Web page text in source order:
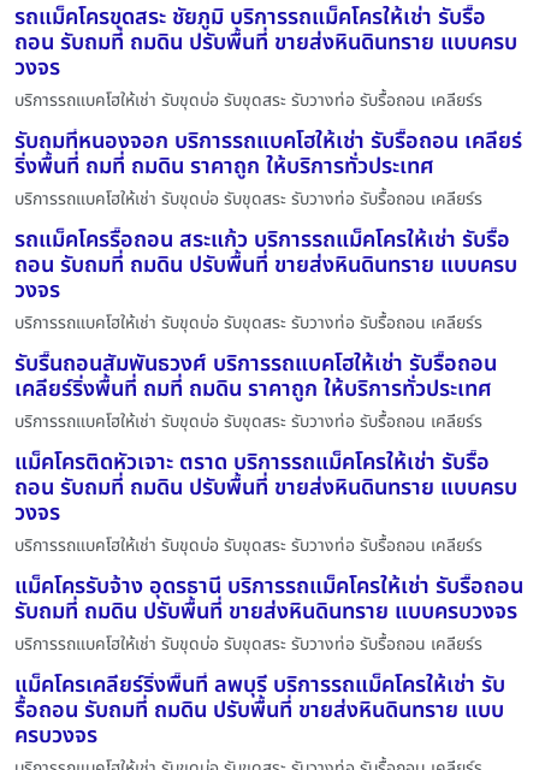
รถแม็คโครขุดสระ ชัยภูมิ บริการรถแม็คโครให้เช่า รับรื้อ
ถอน รับถมที่ ถมดิน ปรับพื้นที่ ขายส่งหินดินทราย แบบครบ
วงจร
บริการรถแบคโฮให้เช่า รับขุดบ่อ รับขุดสระ รับวางท่อ รับรื้อถอน เคลียร์ร
รับถมที่หนองจอก บริการรถแบคโฮให้เช่า รับรื้อถอน เคลียร์
ริ่งพื้นที่ ถมที่ ถมดิน ราคาถูก ให้บริการทั่วประเทศ
บริการรถแบคโฮให้เช่า รับขุดบ่อ รับขุดสระ รับวางท่อ รับรื้อถอน เคลียร์ร
รถแม็คโครรื้อถอน สระแก้ว บริการรถแม็คโครให้เช่า รับรื้อ
ถอน รับถมที่ ถมดิน ปรับพื้นที่ ขายส่งหินดินทราย แบบครบ
วงจร
บริการรถแบคโฮให้เช่า รับขุดบ่อ รับขุดสระ รับวางท่อ รับรื้อถอน เคลียร์ร
รับรื้นถอนสัมพันธวงศ์ บริการรถแบคโฮให้เช่า รับรื้อถอน
เคลียร์ริ่งพื้นที่ ถมที่ ถมดิน ราคาถูก ให้บริการทั่วประเทศ
บริการรถแบคโฮให้เช่า รับขุดบ่อ รับขุดสระ รับวางท่อ รับรื้อถอน เคลียร์ร
แม็คโครติดหัวเจาะ ตราด บริการรถแม็คโครให้เช่า รับรื้อ
ถอน รับถมที่ ถมดิน ปรับพื้นที่ ขายส่งหินดินทราย แบบครบ
วงจร
บริการรถแบคโฮให้เช่า รับขุดบ่อ รับขุดสระ รับวางท่อ รับรื้อถอน เคลียร์ร
แม็คโครรับจ้าง อุดรธานี บริการรถแม็คโครให้เช่า รับรื้อถอน
รับถมที่ ถมดิน ปรับพื้นที่ ขายส่งหินดินทราย แบบครบวงจร
บริการรถแบคโฮให้เช่า รับขุดบ่อ รับขุดสระ รับวางท่อ รับรื้อถอน เคลียร์ร
แม็คโครเคลียร์ริ่งพื้นที่ ลพบุรี บริการรถแม็คโครให้เช่า รับ
รื้อถอน รับถมที่ ถมดิน ปรับพื้นที่ ขายส่งหินดินทราย แบบ
ครบวงจร